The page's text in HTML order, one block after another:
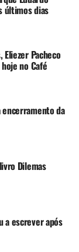
últimos dias
Pacheco
no Café
da
Dilemas
a escrever após